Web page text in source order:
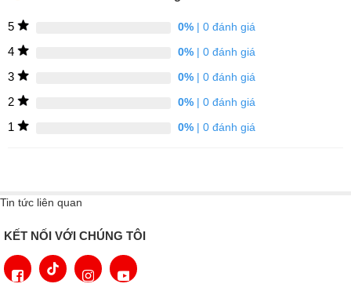
NÂNG CẤP TÍNH NĂNG: AUTODOS VỚI
POWERDISK - Liều lượng tự động cho kết
Sự kết hợp hoàn hảo:AutoDos là phần mềm định lượng tự động
5 0%| 0 đánh giá
4 0%| 0 đánh giá
3 0%| 0 đánh giá
2 0%| 0 đánh giá
1 0%| 0 đánh giá
Tin tức liên quan
KẾT NỐI VỚI CHÚNG TÔI